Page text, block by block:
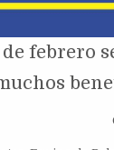
de febrero